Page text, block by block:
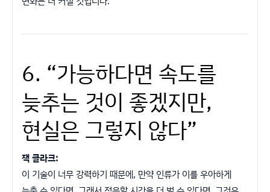
6. “가능하다면 속도를
늦추는 것이 좋겠지만,
현실은 그렇지 않다”
잭 클라크:
이 기술이 너무 강력하기 때문에, 만약 인류가 이를 우아하게